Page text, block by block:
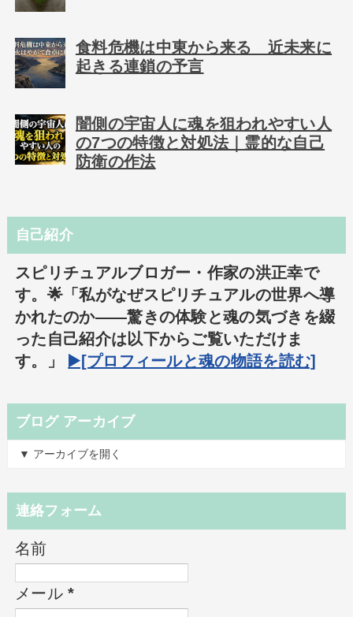
食料危機は中東から来る 近未来に
起きる連鎖の予言
闇側の宇宙人に魂を狙われやすい人
の7つの特徴と対処法｜霊的な自己
防衛の作法
自己紹介
スピリチュアルブロガー・作家の洪正幸で
す。🌟「私がなぜスピリチュアルの世界へ導
かれたのか――驚きの体験と魂の気づきを綴
った自己紹介は以下からご覧いただけま
す。」
▶️[プロフィールと魂の物語を読む]
ブログ アーカイブ
▼ アーカイブを開く
連絡フォーム
名前
メール*